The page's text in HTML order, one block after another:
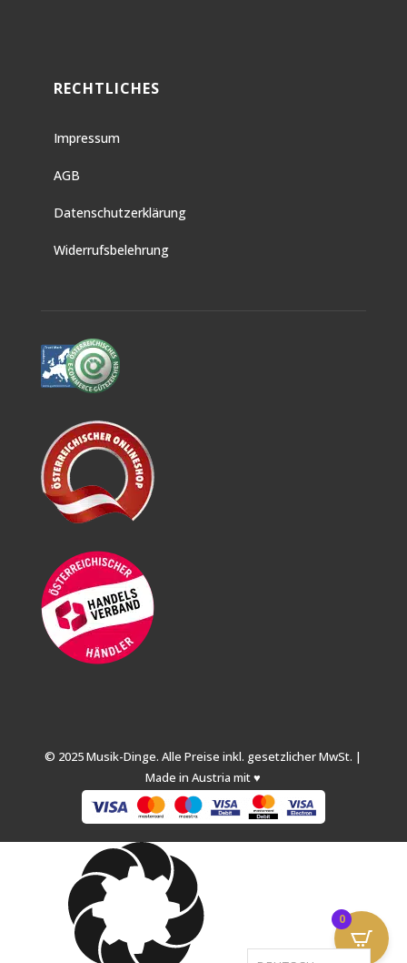
RECHTLICHES
Impressum
AGB
Datenschutzerklärung
Widerrufsbelehrung
© 2025 Musik-Dinge. Alle Preise inkl. gesetzlicher MwSt. |
Made in Austria mit ♥
0